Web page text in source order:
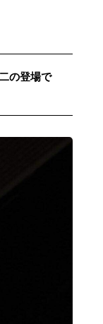
の登場で